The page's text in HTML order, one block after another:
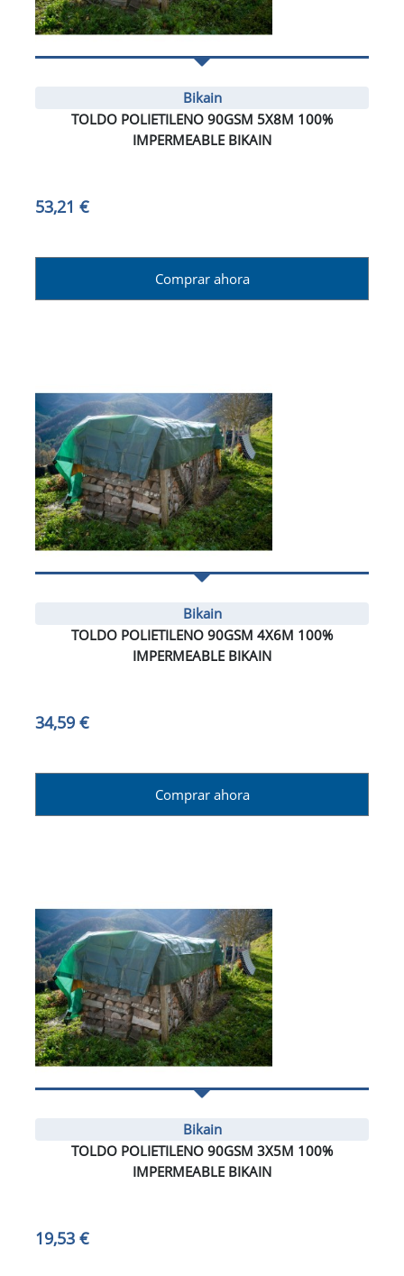
Bikain
TOLDO POLIETILENO 90GSM 5X8M 100%
IMPERMEABLE BIKAIN
53,21 €
Comprar ahora
Bikain
TOLDO POLIETILENO 90GSM 4X6M 100%
IMPERMEABLE BIKAIN
34,59 €
Comprar ahora
Bikain
TOLDO POLIETILENO 90GSM 3X5M 100%
IMPERMEABLE BIKAIN
19,53 €